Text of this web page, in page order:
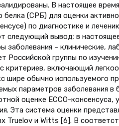
В настоящее
белка (СРБ) для оценки
по диагностике и
следующий вывод: в
заболевания – клинические,
Российской группы по
критериев, включающий
шире обычно используемого
параметров заболевания
оценке ЕССО-консенсуса,
Эта система оценки
Truelov и Witts [6]. В